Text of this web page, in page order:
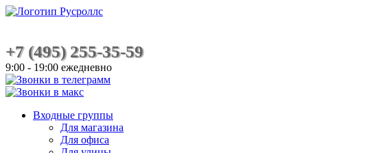
+7 (495) 255-35-59
9:00 - 19:00 ежедневно
Входные группы
Для магазина
Для офиса